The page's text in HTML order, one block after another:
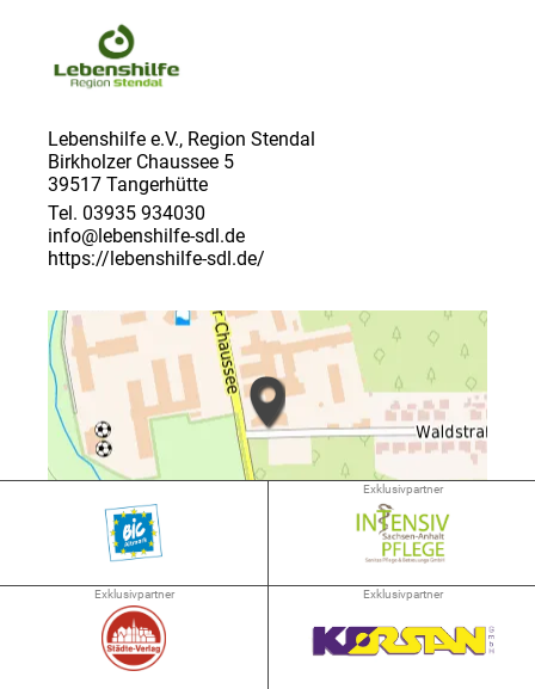
Lebenshilfe e.V., Region Stendal
Birkholzer Chaussee 5
39517 Tangerhütte
Tel. 03935 934030
info@lebenshilfe-sdl.de
https://lebenshilfe-sdl.de/
➜ 19.9 km
Exklusivpartner
Exklusivpartner Exklusivpartner